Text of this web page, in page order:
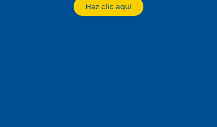
Haz clic aquí